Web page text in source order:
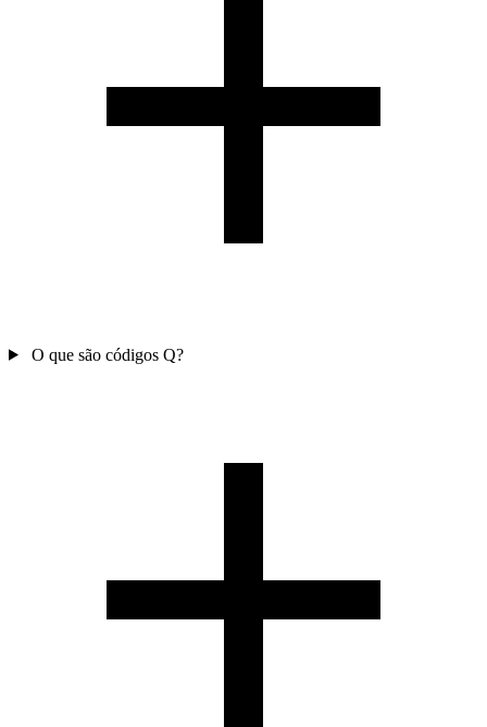
O que são códigos Q?